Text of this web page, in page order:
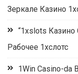
Зеркале Казино
“1xslots
Рабочее 1хслотс
1Win Casino-da